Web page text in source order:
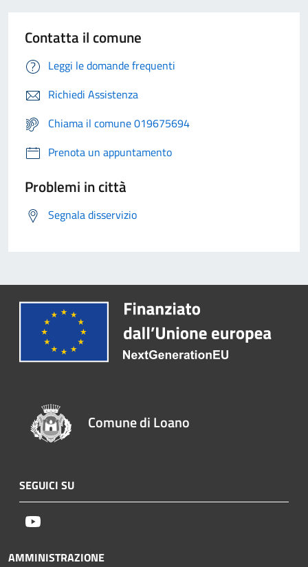
Contatta il comune
Leggi le domande frequenti
Richiedi Assistenza
Chiama il comune 019675694
Prenota un appuntamento
Problemi in città
Segnala disservizio
Comune di Loano
SEGUICI SU
AMMINISTRAZIONE